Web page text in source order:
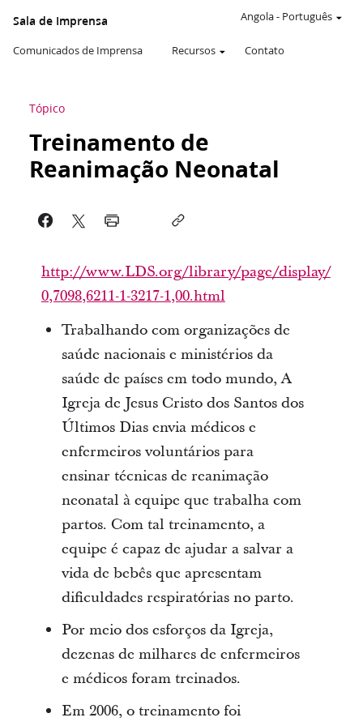
Sala de Imprensa
Comunicados de Imprensa Recursos Contato
Angola- Português
Tópico
Treinamento de
Reanimação Neonatal
http://www.LDS.org/library/page/display/
0,7098,6211-1-3217-1,00.html
Trabalhando com organizações de
saúde nacionais e ministérios da
saúde de países em todo mundo, A
Igreja de Jesus Cristo dos Santos dos
Últimos Dias envia médicos e
enfermeiros voluntários para
ensinar técnicas de reanimação
neonatal à equipe que trabalha com
partos. Com tal treinamento, a
equipe é capaz de ajudar a salvar a
vida de bebês que apresentam
dificuldades respiratórias no parto.
Por meio dos esforços da Igreja,
dezenas de milhares de enfermeiros
e médicos foram treinados.
Em 2006, o treinamento foi